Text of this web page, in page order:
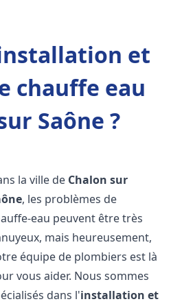
et
chauffe eau
Saône ?
la ville de Chalon sur
, les problèmes de
eau peuvent être très
mais heureusement,
équipe de plombiers est là
vous aider. Nous sommes
dans l'installation et